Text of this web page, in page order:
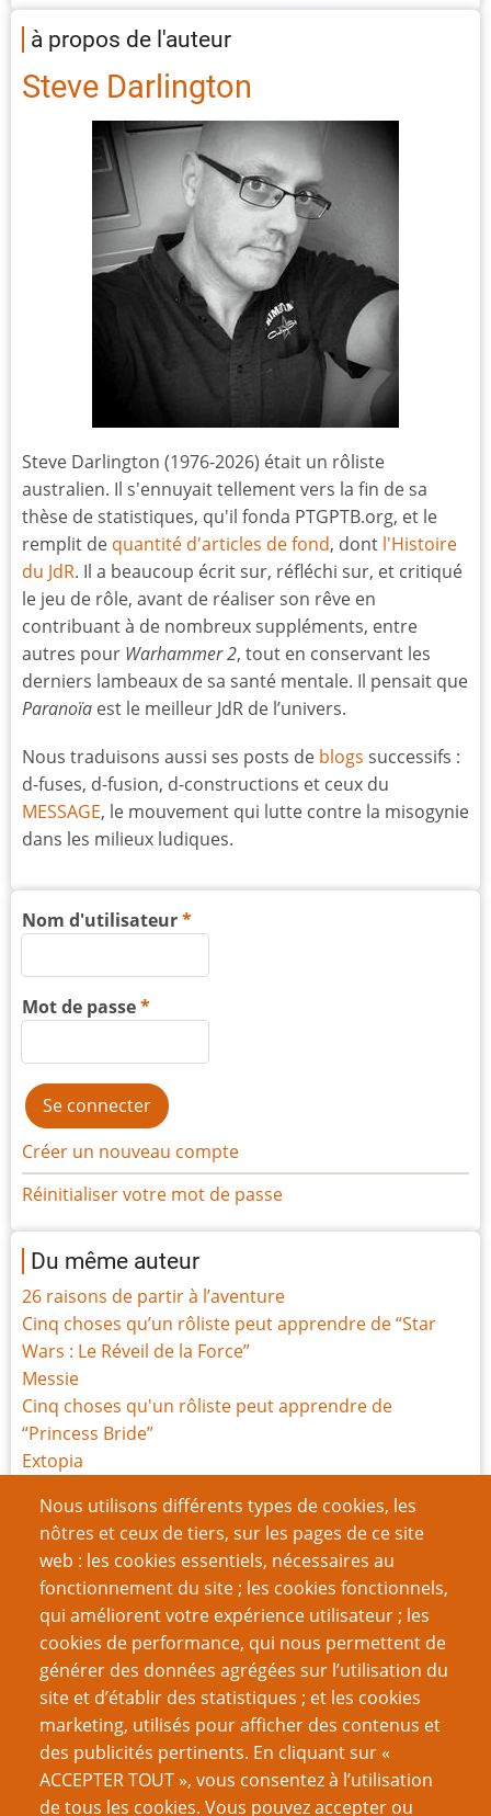
Nous utilisons différents types de cookies, les
nôtres et ceux de tiers, sur les pages de ce site
web : les cookies essentiels, nécessaires au
fonctionnement du site ; les cookies fonctionnels,
qui améliorent votre expérience utilisateur ; les
cookies de performance, qui nous permettent de
générer des données agrégées sur l’utilisation du
site et d’établir des statistiques ; et les cookies
marketing, utilisés pour afficher des contenus et
des publicités pertinents. En cliquant sur «
ACCEPTER TOUT », vous consentez à l’utilisation
de tous les cookies. Vous pouvez accepter ou
à propos de l'auteur
Steve Darlington
Steve Darlington (1976-2026) était un rôliste
australien. Il s'ennuyait tellement vers la fin de sa
thèse de statistiques, qu'il fonda PTGPTB.org, et le
remplit de quantité d'articles de fond, dont l'Histoire
du JdR. Il a beaucoup écrit sur, réfléchi sur, et critiqué
le jeu de rôle, avant de réaliser son rêve en
contribuant à de nombreux suppléments, entre
autres pour Warhammer 2, tout en conservant les
derniers lambeaux de sa santé mentale. Il pensait que
Paranoïa est le meilleur JdR de l’univers.
Nous traduisons aussi ses posts de blogs successifs :
d-fuses, d-fusion, d-constructions et ceux du
MESSAGE, le mouvement qui lutte contre la misogynie
dans les milieux ludiques.
Nom d'utilisateur
Mot de passe
Créer un nouveau compte
Réinitialiser votre mot de passe
Du même auteur
26 raisons de partir à l’aventure
Cinq choses qu’un rôliste peut apprendre de “Star
Wars : Le Réveil de la Force”
Messie
Cinq choses qu'un rôliste peut apprendre de
“Princess Bride”
Extopia
Une sacrée bonne idée : les Feuilles de Savoirs
Critique de My Life with Master
Cinq choses qu’un rôliste peut apprendre de “Orgueil
et Préjugés”
La lutte ou la victoire ?
Pagination
Page
précédente
‹‹ 5
Page
suivante
››
VOUS AIMEREZ AUSSI
La méthode Tsundere